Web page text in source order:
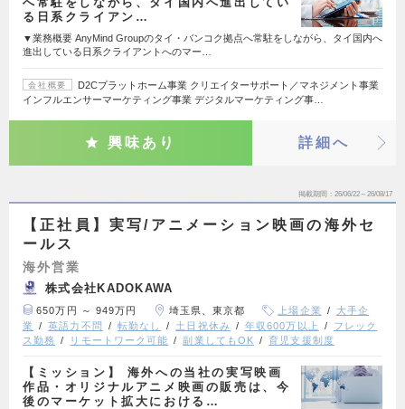
る日系クライアン…
▼業務概要 AnyMind Groupのタイ・バンコク拠点へ常駐をしながら、タイ国内へ
進出している日系クライアントへのマー…
会社概要
D2Cプラットホーム事業 クリエイターサポート／マネジメント事業
インフルエンサーマーケティング事業 デジタルマーケティング事…
興味あり 詳細へ
掲載期間 26/06/22～26/08/17
【正社員】実写/アニメーション映画の海外セ
ールス
海外営業
株式会社KADOKAWA
650万円 ～ 949万円 埼玉県、東京都 上場企業
大手企
業
英語力不問 転勤なし 土日祝休み 年収600万以上
フレック
ス勤務
リモートワーク可能 副業してもOK 育児支援制度
【ミッション】 海外への当社の実写映画
作品・オリジナルアニメ映画の販売は、今
後のマーケット拡大における…